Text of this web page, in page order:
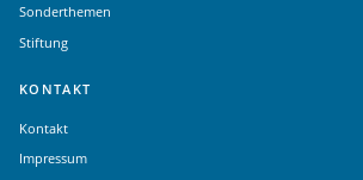
Sonderthemen
Stiftung
KONTAKT
Kontakt
Impressum